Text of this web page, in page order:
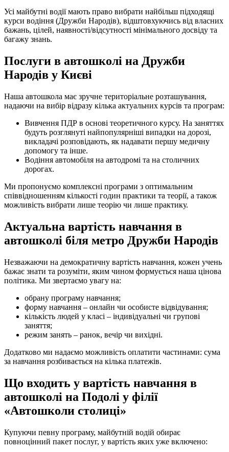
Усі майбутні водії мають право вибрати найбільш підходящі
курси водіння (Дружби Народів), відштовхуючись від власних
бажань, цілей, наявності/відсутності мінімального досвіду та
багажу знань.
Послуги в автошколі на Дружби
Народів у Києві
Наша автошкола має зручне територіальне розташування,
надаючи на вибір відразу кілька актуальних курсів та програм:
Вивчення ПДР в основі теоретичного курсу. На заняттях
будуть розглянуті найпопулярніші випадки на дорозі,
викладачі розповідають, як надавати першу медичну
допомогу та інше.
Водіння автомобіля на автодромі та на столичних
дорогах.
Ми пропонуємо комплексні програми з оптимальним
співвідношенням кількості годин практики та теорії, а також
можливість вибрати лише теорію чи лише практику.
Актуальна вартість навчання в
автошколі біля метро Дружби Народів
Незважаючи на демократичну вартість навчання, кожен учень
бажає знати та розуміти, яким чином формується наша цінова
політика. Ми звертаємо увагу на:
обрану програму навчання;
форму навчання – онлайн чи особисте відвідування;
кількість людей у класі – індивідуальні чи групові
заняття;
режим занять – ранок, вечір чи вихідні.
Додатково ми надаємо можливість оплатити частинами: сума
за навчання розбивається на кілька платежів.
Що входить у вартість навчання в
автошколі на Подолі у філії
«Автошколи столиці»
Купуючи певну програму, майбутній водій обирає
повноцінний пакет послуг, у вартість яких уже включено: